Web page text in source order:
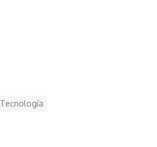
Tecnología